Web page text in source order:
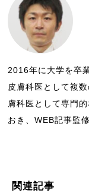
2016年に大学を卒
皮膚科医として複
膚科医として専門
おき、WEB記事監
関連記事